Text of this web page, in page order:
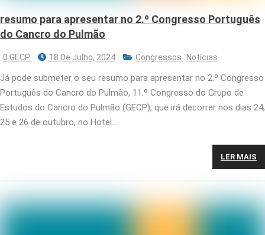
resumo para apresentar no 2.º Congresso Português
do Cancro do Pulmão
0 GECP 18 De Julho, 2024 Congressos Notícias
Já pode submeter o seu resumo para apresentar no 2.º Congresso
Português do Cancro do Pulmão, 11.º Congresso do Grupo de
Estudos do Cancro do Pulmão (GECP), que irá decorrer nos dias 24,
25 e 26 de outubro, no Hotel…
LER MAIS